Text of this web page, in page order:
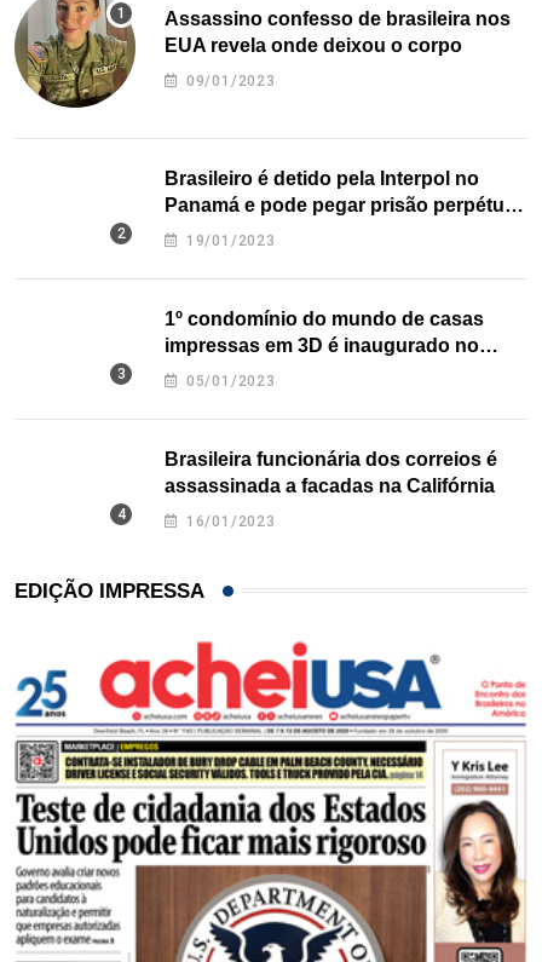
Assassino confesso de brasileira nos
EUA revela onde deixou o corpo
09/01/2023
Brasileiro é detido pela Interpol no
Panamá e pode pegar prisão perpétua
nos EUA
19/01/2023
1º condomínio do mundo de casas
impressas em 3D é inaugurado no
Texas
05/01/2023
Brasileira funcionária dos correios é
assassinada a facadas na Califórnia
16/01/2023
EDIÇÃO IMPRESSA